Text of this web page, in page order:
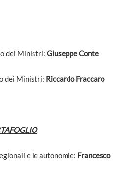
dei Ministri: Giuseppe Conte
dei Ministri: Riccardo Fraccaro
e le autonomie: Francesco